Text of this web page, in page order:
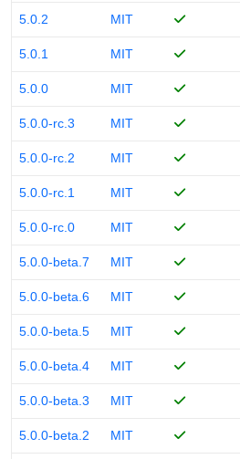
5.0.2 MIT
5.0.1 MIT
5.0.0 MIT
5.0.0-rc.3 MIT
5.0.0-rc.2 MIT
5.0.0-rc.1 MIT
5.0.0-rc.0 MIT
5.0.0-beta.7 MIT
5.0.0-beta.6 MIT
5.0.0-beta.5 MIT
5.0.0-beta.4 MIT
5.0.0-beta.3 MIT
5.0.0-beta.2 MIT